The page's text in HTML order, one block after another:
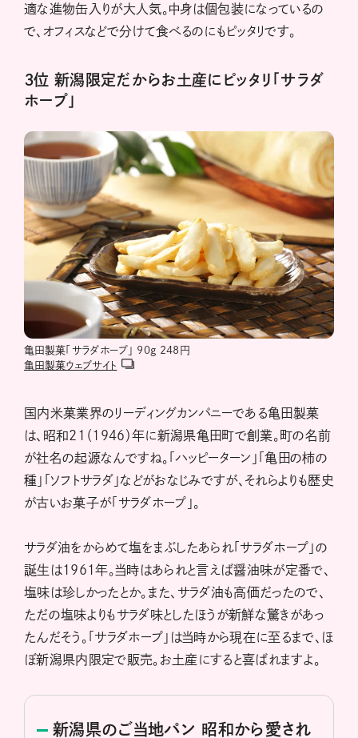
適な進物缶入りが大人気。中身は個包装になっているの
で、オフィスなどで分けて食べるのにもピッタリです。
３位 新潟限定だからお土産にピッタリ「サラダ
ホープ」
亀田製菓「サラダホープ」 90g 248円
亀田製菓ウェブサイト
国内米菓業界のリーディングカンパニーである亀田製菓
は、昭和21（1946）年に新潟県亀田町で創業。町の名前
が社名の起源なんですね。「ハッピーターン」「亀田の柿の
種」「ソフトサラダ」などがおなじみですが、それらよりも歴史
が古いお菓子が「サラダホープ」。
サラダ油をからめて塩をまぶしたあられ「サラダホープ」の
誕生は1961年。当時はあられと言えば醤油味が定番で、
塩味は珍しかったとか。また、サラダ油も高価だったので、
ただの塩味よりもサラダ味としたほうが新鮮な驚きがあっ
たんだそう。「サラダホープ」は当時から現在に至るまで、ほ
ぼ新潟県内限定で販売。お土産にすると喜ばれますよ。
新潟県のご当地パン 昭和から愛され